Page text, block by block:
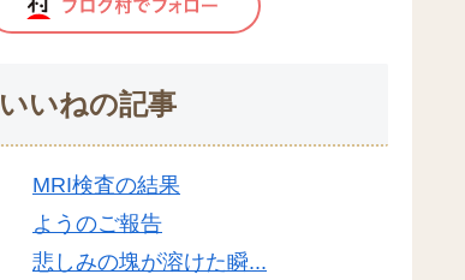
いいねの記事
MRI検査の結果
ようのご報告
悲しみの塊が溶けた瞬...